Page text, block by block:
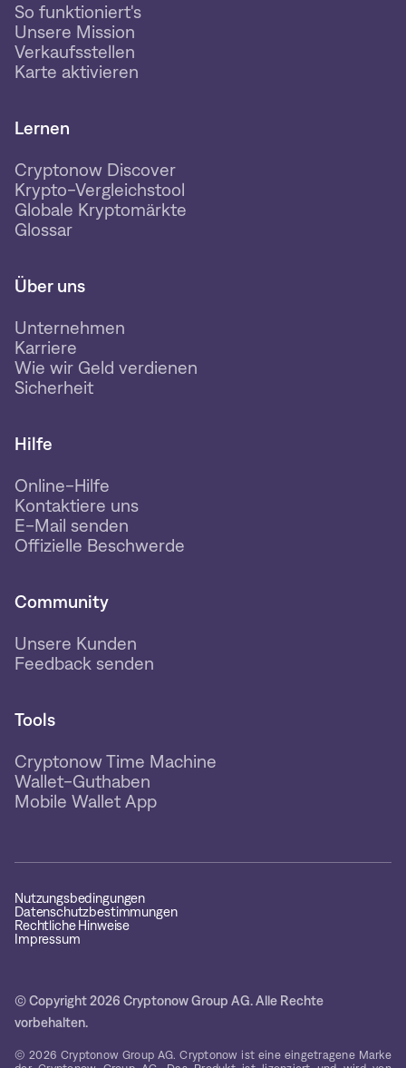
So funktioniert's
Unsere Mission
Verkaufsstellen
Karte aktivieren
Lernen
Cryptonow Discover
Krypto-Vergleichstool
Globale Kryptomärkte
Glossar
Über uns
Unternehmen
Karriere
Wie wir Geld verdienen
Sicherheit
Hilfe
Online-Hilfe
Kontaktiere uns
E-Mail senden
Offizielle Beschwerde
Community
Unsere Kunden
Feedback senden
Tools
Cryptonow Time Machine
Wallet-Guthaben
Mobile Wallet App
Nutzungsbedingungen
Datenschutzbestimmungen
Rechtliche Hinweise
Impressum
© Copyright 2026 Cryptonow Group AG. Alle Rechte
vorbehalten.
© 2026 Cryptonow Group AG. Cryptonow ist eine eingetragene Marke